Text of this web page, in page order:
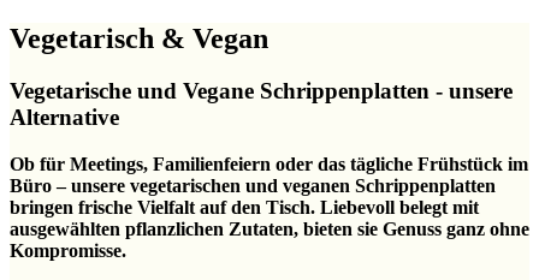
Vegetarisch & Vegan
Vegetarische und Vegane Schrippenplatten - unsere
Alternative
Ob für Meetings, Familienfeiern oder das tägliche Frühstück im
Büro – unsere vegetarischen und veganen Schrippenplatten
bringen frische Vielfalt auf den Tisch. Liebevoll belegt mit
ausgewählten pflanzlichen Zutaten, bieten sie Genuss ganz ohne
Kompromisse.